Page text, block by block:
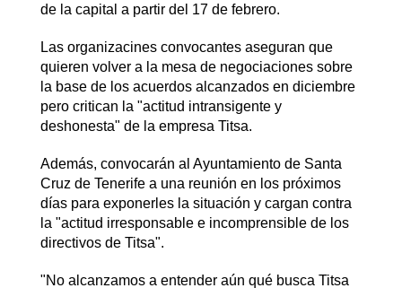
de la capital a partir del 17 de febrero.
Las organizacines convocantes aseguran que
quieren volver a la mesa de negociaciones sobre
la base de los acuerdos alcanzados en diciembre
pero critican la "actitud intransigente y
deshonesta" de la empresa Titsa.
Además, convocarán al Ayuntamiento de Santa
Cruz de Tenerife a una reunión en los próximos
días para exponerles la situación y cargan contra
la "actitud irresponsable e incomprensible de los
directivos de Titsa".
"No alcanzamos a entender aún qué busca Titsa